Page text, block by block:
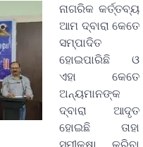
ନାଗରିକ କର୍ତ୍ତବ୍ୟ
ଆମ ଦ୍ବାରା କେତେ
ସମ୍ପାଦିତ
ହୋଇପାରିଛି ଓ
ଏହା କେତେ
ଅନ୍ୟମାନଙ୍କ
ଦ୍ବାରା ଆଦୃତ
ହୋଇଛି ତାହା